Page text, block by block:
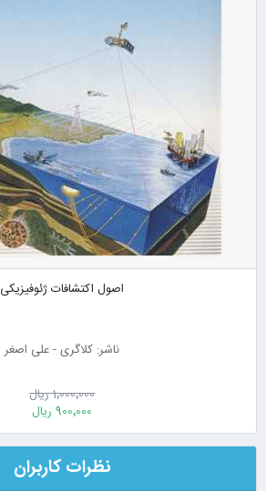
اصول اکتشافات ژئوفیزیکی
ناشر: کلاگری - علی اصغر
1٬000٬000 ریال
900٬000 ریال
نظرات کاربران